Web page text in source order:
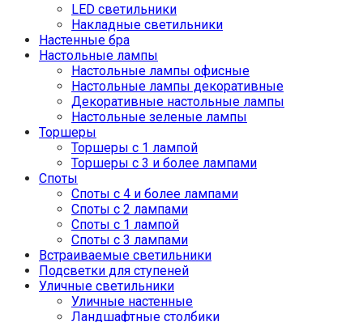
LED светильники
Накладные светильники
Настенные бра
Настольные лампы
Настольные лампы офисные
Настольные лампы декоративные
Декоративные настольные лампы
Настольные зеленые лампы
Торшеры
Торшеры с 1 лампой
Торшеры с 3 и более лампами
Споты
Споты с 4 и более лампами
Споты с 2 лампами
Споты с 1 лампой
Споты с 3 лампами
Встраиваемые светильники
Подсветки для ступеней
Уличные светильники
Уличные настенные
Ландшафтные столбики